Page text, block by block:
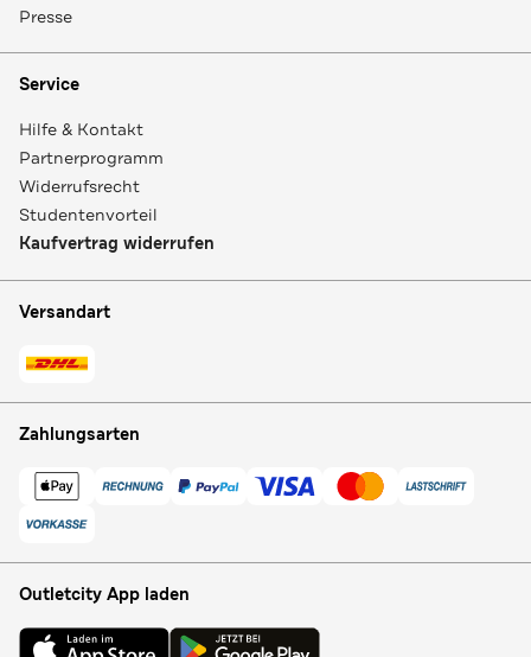
Presse
Service
Hilfe & Kontakt
Partnerprogramm
Widerrufsrecht
Studentenvorteil
Kaufvertrag widerrufen
Versandart
Zahlungsarten
Outletcity App laden